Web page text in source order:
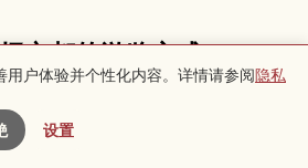
京都的游览方式
行目的不同而改变优先顺序。
人、想安静漫步的人来说，即使同样
附近景点
户体验并个性化内容。详情请参阅隐私
设置